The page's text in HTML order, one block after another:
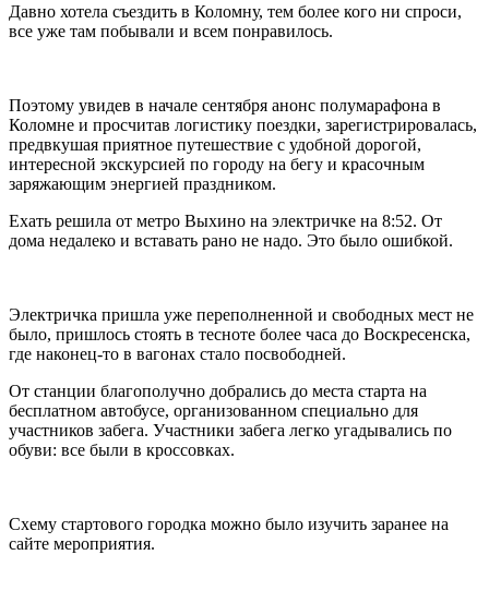
Давно хотела съездить в Коломну, тем более кого ни спроси,
все уже там побывали и всем понравилось.
Поэтому увидев в начале сентября анонс полумарафона в
Коломне и просчитав логистику поездки, зарегистрировалась,
предвкушая приятное путешествие с удобной дорогой,
интересной экскурсией по городу на бегу и красочным
заряжающим энергией праздником.
Ехать решила от метро Выхино на электричке на 8:52. От
дома недалеко и вставать рано не надо. Это было ошибкой.
Электричка пришла уже переполненной и свободных мест не
было, пришлось стоять в тесноте более часа до Воскресенска,
где наконец-то в вагонах стало посвободней.
От станции благополучно добрались до места старта на
бесплатном автобусе, организованном специально для
участников забега. Участники забега легко угадывались по
обуви: все были в кроссовках.
Схему стартового городка можно было изучить заранее на
сайте мероприятия.